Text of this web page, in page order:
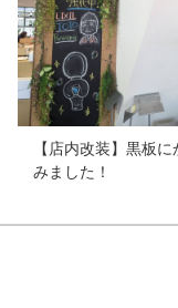
【店内改装】黒板に
みました！